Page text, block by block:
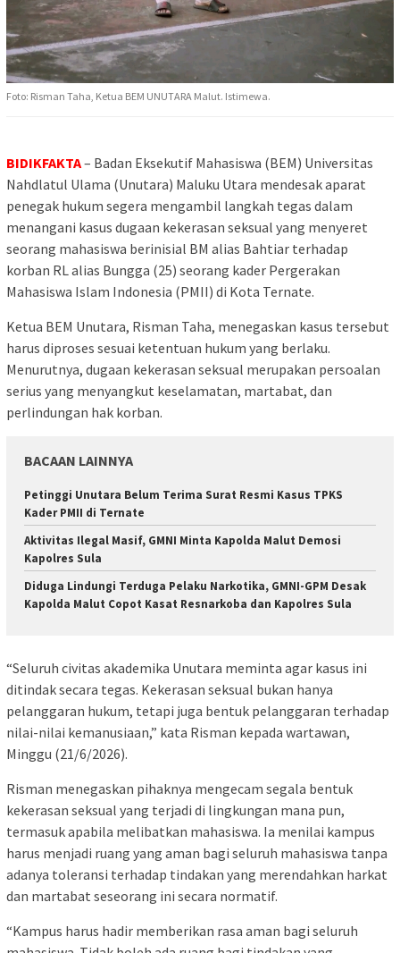
Foto: Risman Taha, Ketua BEM UNUTARA Malut. Istimewa.
BIDIKFAKTA– Badan Eksekutif Mahasiswa (BEM) Universitas
Nahdlatul Ulama (Unutara) Maluku Utara mendesak aparat
penegak hukum segera mengambil langkah tegas dalam
menangani kasus dugaan kekerasan seksual yang menyeret
seorang mahasiswa berinisial BM alias Bahtiar terhadap
korban RL alias Bungga (25) seorang kader Pergerakan
Mahasiswa Islam Indonesia (PMII) di Kota Ternate.
Ketua BEM Unutara, Risman Taha, menegaskan kasus tersebut
harus diproses sesuai ketentuan hukum yang berlaku.
Menurutnya, dugaan kekerasan seksual merupakan persoalan
serius yang menyangkut keselamatan, martabat, dan
perlindungan hak korban.
BACAAN LAINNYA
Petinggi Unutara Belum Terima Surat Resmi Kasus TPKS
Kader PMII di Ternate
Aktivitas Ilegal Masif, GMNI Minta Kapolda Malut Demosi
Kapolres Sula
Diduga Lindungi Terduga Pelaku Narkotika, GMNI-GPM Desak
Kapolda Malut Copot Kasat Resnarkoba dan Kapolres Sula
“Seluruh civitas akademika Unutara meminta agar kasus ini
ditindak secara tegas. Kekerasan seksual bukan hanya
pelanggaran hukum, tetapi juga bentuk pelanggaran terhadap
nilai-nilai kemanusiaan,” kata Risman kepada wartawan,
Minggu (21/6/2026).
Risman menegaskan pihaknya mengecam segala bentuk
kekerasan seksual yang terjadi di lingkungan mana pun,
termasuk apabila melibatkan mahasiswa. Ia menilai kampus
harus menjadi ruang yang aman bagi seluruh mahasiswa tanpa
adanya toleransi terhadap tindakan yang merendahkan harkat
dan martabat seseorang ini secara normatif.
“Kampus harus hadir memberikan rasa aman bagi seluruh